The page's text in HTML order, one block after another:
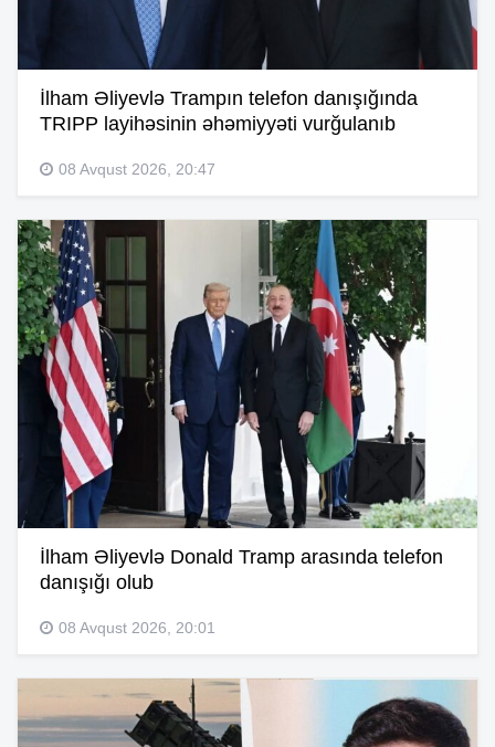
İlham Əliyevlə Trampın telefon danışığında
TRIPP layihəsinin əhəmiyyəti vurğulanıb
08 Avqust 2026, 20:47
İlham Əliyevlə Donald Tramp arasında telefon
danışığı olub
08 Avqust 2026, 20:01